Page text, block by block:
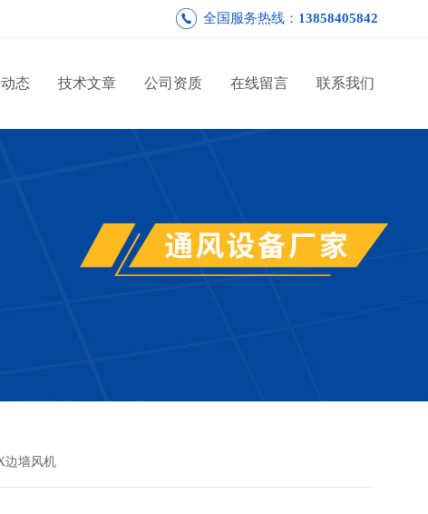
全国服务热线： 13858405842
态 技术文章 公司资质 在线留言 联系我们
边墙风机